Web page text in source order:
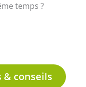
temps ?
conseils